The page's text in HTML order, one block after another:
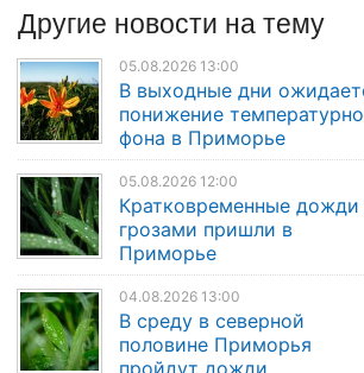
Другие новости на тему
05.08.2026 13:00
В выходные дни
понижение
фона в Приморье
05.08.2026 12:00
Кратковременные дожди
грозами пришли в
Приморье
04.08.2026 13:00
В среду в северной
половине Приморья